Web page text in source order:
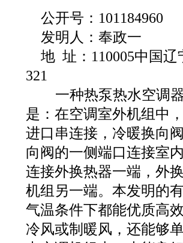
公开号：101184960
发明人：奉政一
地 址：110005中国
321
一种热泵热水空调
是：在空调室外机组中
进口串连接，冷暖换向
向阀的一侧端口连接室
连接外换热器一端，外
机组另一端。本发明的
气温条件下都能优质高
冷风或制暖风，还能够